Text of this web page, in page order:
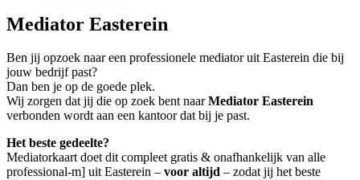
Mediator Easterein
Ben jij opzoek naar een professionele mediator uit Easterein die bij
jouw bedrijf past?
Dan ben je op de goede plek.
Wij zorgen dat jij die op zoek bent naarMediator Easterein
verbonden wordt aan een kantoor dat bij je past.
Het beste gedeelte?
Mediatorkaart doet dit compleet gratis & onafhankelijk van alle
professional-m] uit Easterein – voor altijd – zodat jij het beste